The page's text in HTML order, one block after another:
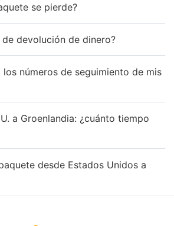
se pierde?
devolución de dinero?
los números de seguimiento de mis
a Groenlandia: ¿cuánto tiempo
desde Estados Unidos a